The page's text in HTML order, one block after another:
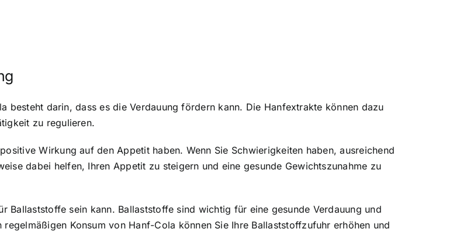
besteht darin, dass es die Verdauung fördern kann. Die Hanfextrakte können dazu
zu regulieren.
Wirkung auf den Appetit haben. Wenn Sie Schwierigkeiten haben, ausreichend
dabei helfen, Ihren Appetit zu steigern und eine gesunde Gewichtszunahme zu
Ballaststoffe sein kann. Ballaststoffe sind wichtig für eine gesunde Verdauung und
Konsum von Hanf-Cola können Sie Ihre Ballaststoffzufuhr erhöhen und